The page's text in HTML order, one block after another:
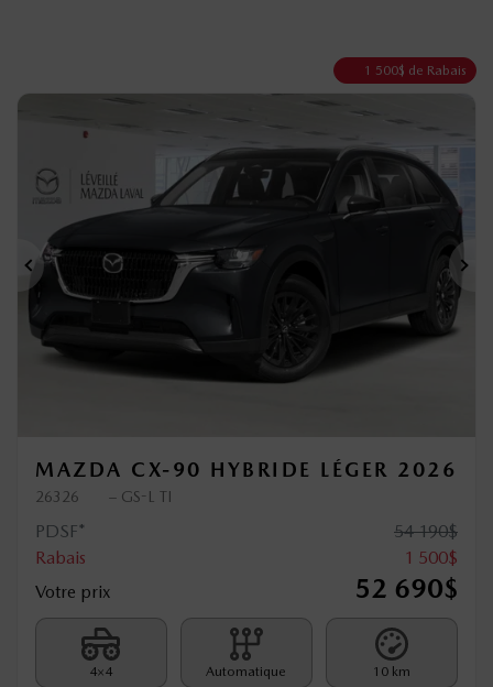
1 500$ de Rabais
Précédent
MAZDA CX-90 HYBRIDE LÉGER 2026
26326 – GS-L TI
PDSF* 54 190$
Rabais
1 500$
Votre prix
52 690$
4×4 Automatique 10 km